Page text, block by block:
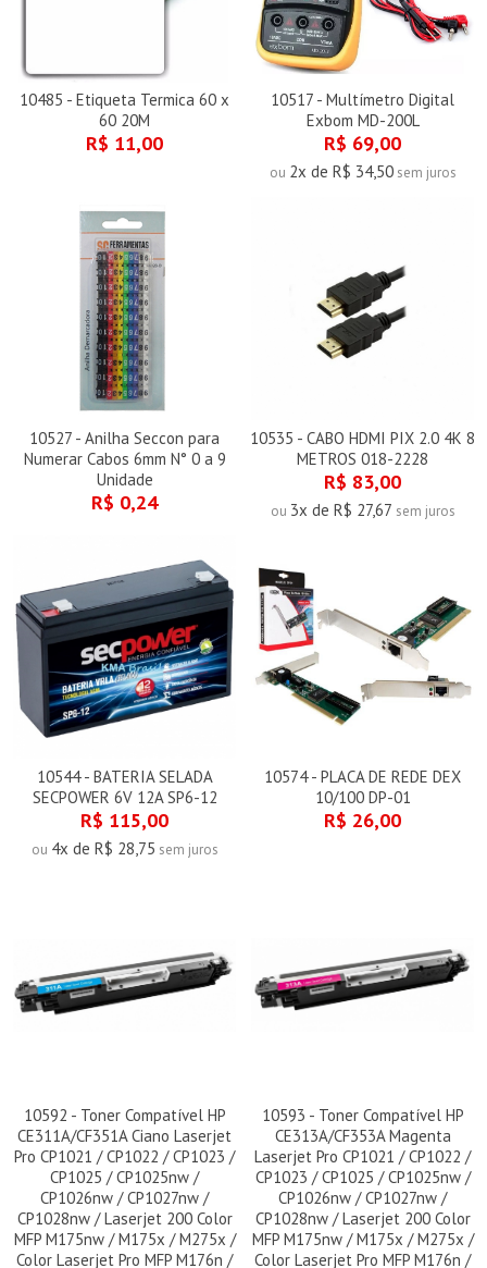
10485 - Etiqueta Termica 60 x
60 20M
R$ 11,00
10517 - Multímetro Digital
Exbom MD-200L
R$ 69,00
ou 2x de R$ 34,50sem juros
10527 - Anilha Seccon para
Numerar Cabos 6mm N° 0 a 9
Unidade
R$ 0,24
10535 - CABO HDMI PIX 2.0 4K 8
METROS 018-2228
R$ 83,00
ou 3x de R$ 27,67 sem juros
10544 - BATERIA SELADA
SECPOWER 6V 12A SP6-12
R$ 115,00
ou 4x de R$ 28,75 sem juros
10574 - PLACA DE REDE DEX
10/100 DP-01
R$ 26,00
10592 - Toner Compatível HP
CE311A/CF351A Ciano Laserjet
Pro CP1021 / CP1022 / CP1023 /
CP1025 / CP1025nw /
CP1026nw / CP1027nw /
CP1028nw / Laserjet 200 Color
MFP M175nw / M175x / M275x /
Color Laserjet Pro MFP M176n /
10593 - Toner Compatível HP
CE313A/CF353A Magenta
Laserjet Pro CP1021 / CP1022 /
CP1023 / CP1025 / CP1025nw /
CP1026nw / CP1027nw /
CP1028nw / Laserjet 200 Color
MFP M175nw / M175x / M275x /
Color Laserjet Pro MFP M176n /